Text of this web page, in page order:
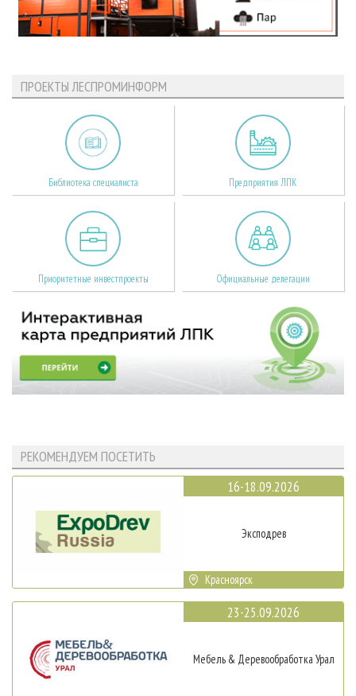
ПРОЕКТЫ ЛЕСПРОМИНФОРМ
Библиотека специалиста Предприятия ЛПК
Приоритетные инвестпроекты Официальные делегации
РЕКОМЕНДУЕМ ПОСЕТИТЬ
16-18.09.2026
Эксподрев
Красноярск
23-25.09.2026
Мебель & Деревообработка Урал